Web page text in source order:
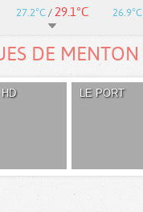
27.2°C / 29.1°C 26.9°C
DE MENTON
LE PORT